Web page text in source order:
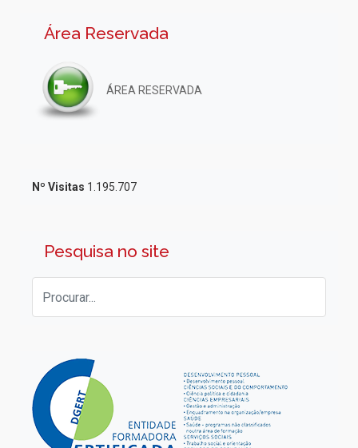
Área Reservada
ÁREA RESERVADA
Nº Visitas 1.195.707
Pesquisa no site